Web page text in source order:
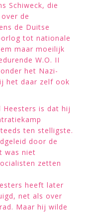
Schiweck, die
de
de Duitse
tot nationale
maar moeilijk
W.O. II
het Nazi-
het daar zelf ook
is dat hij
ten stelligste.
door de
was niet
zetten
heeft later
net als over
Maar hij wilde